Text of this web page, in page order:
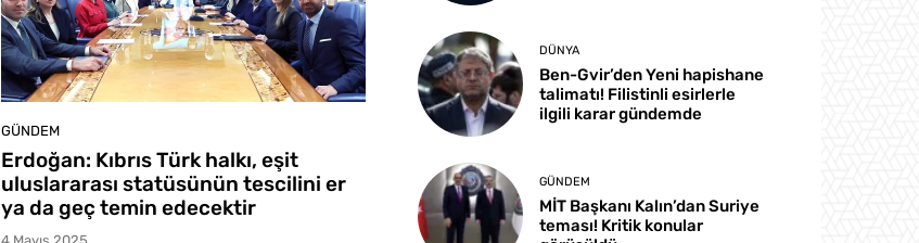
GÜNDEM
Erdoğan: Kıbrıs Türk halkı, eşit
uluslararası statüsünün tescilini er
ya da geç temin edecektir
DÜNYA
Ben-Gvir’den Yeni hapishane
talimatı! Filistinli esirlerle
ilgili karar gündemde
GÜNDEM
MİT Başkanı Kalın’dan Suriye
teması! Kritik konular